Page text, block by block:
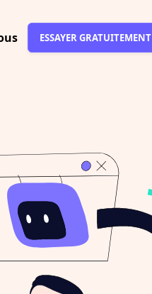
ESSAYER GRATUITEMENT